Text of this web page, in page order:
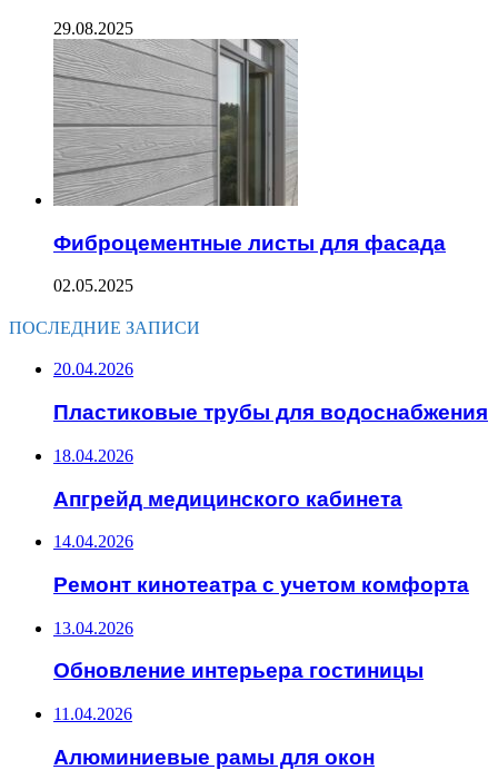
29.08.2025
Фиброцементные листы для фасада
02.05.2025
ПОСЛЕДНИЕ ЗАПИСИ
20.04.2026
Пластиковые трубы для водоснабжения
18.04.2026
Апгрейд медицинского кабинета
14.04.2026
Ремонт кинотеатра с учетом комфорта
13.04.2026
Обновление интерьера гостиницы
11.04.2026
Алюминиевые рамы для окон